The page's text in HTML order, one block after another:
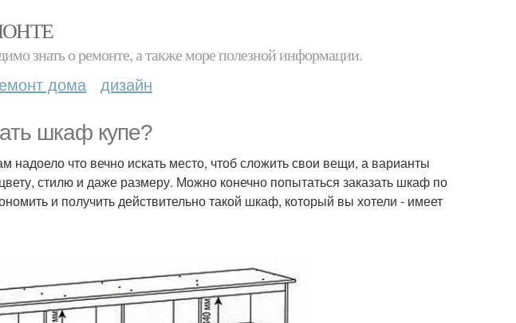
знать о ремонте, а также море полезной информации.
дома дизайн
шкаф купе?
надоело что вечно искать место, чтоб сложить свои вещи, а варианты
стилю и даже размеру. Можно конечно попытаться заказать шкаф по
и получить действительно такой шкаф, который вы хотели - имеет